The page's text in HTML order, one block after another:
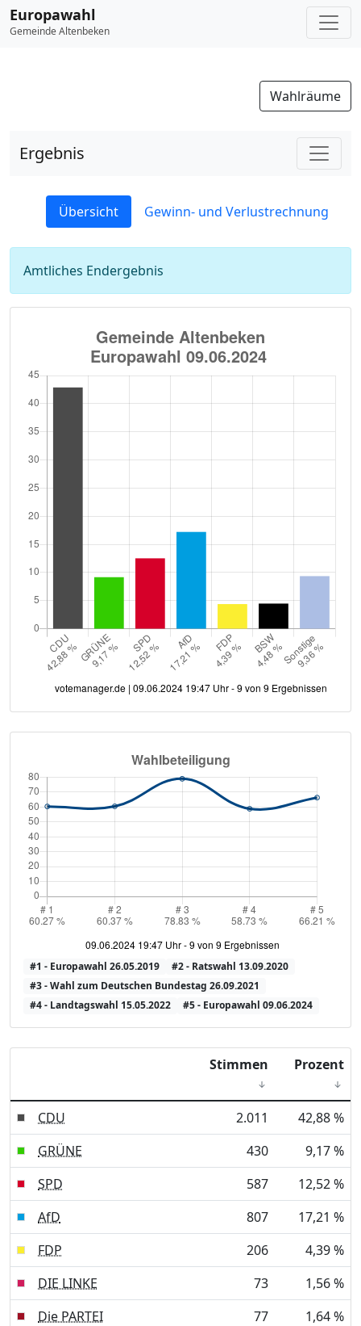
Europawahl
Gemeinde Altenbeken
Wahlräume
Ergebnis
Übersicht Gewinn- und Verlustrechnung
Amtliches Endergebnis
#1 - Europawahl 26.05.2019 #2- Ratswahl 13.09.2020
#3- Wahl zum Deutschen Bundestag 26.09.2021
#4- Landtagswahl 15.05.2022 #5- Europawahl 09.06.2024
Stimmen Prozent
CDU 2.011
42,88 %
GRÜNE
430
9,17 %
SPD
587
12,52 %
AfD
807
17,21 %
FDP
206
4,39 %
DIE LINKE
73
1,56 %
Die PARTEI
77
1,64 %